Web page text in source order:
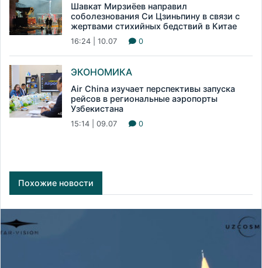
Шавкат Мирзиёев направил
соболезнования Си Цзиньпину в связи с
жертвами стихийных бедствий в Китае
16:24 | 10.07 0
ЭКОНОМИКА
Air China изучает перспективы запуска
рейсов в региональные аэропорты
Узбекистана
15:14 | 09.07 0
Похожие новости